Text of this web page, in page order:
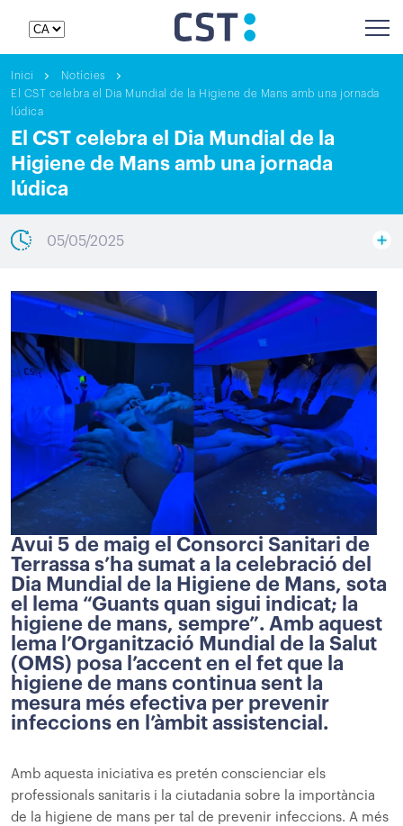
Inici
Notícies
El CST celebra el Dia Mundial de la Higiene de Mans amb una jornada
lúdica
El CST celebra el Dia Mundial de la
Higiene de Mans amb una jornada
lúdica
05/05/2025
Avui 5 de maig el Consorci Sanitari de
Terrassa s’ha sumat a la celebració del
Dia Mundial de la Higiene de Mans, sota
el lema “Guants quan sigui indicat; la
higiene de mans, sempre”. Amb aquest
lema l’Organització Mundial de la Salut
(OMS) posa l’accent en el fet que la
higiene de mans continua sent la
mesura més efectiva per prevenir
infeccions en l’àmbit assistencial.
Amb aquesta iniciativa es pretén conscienciar els
professionals sanitaris i la ciutadania sobre la importància
de la higiene de mans per tal de prevenir infeccions. A més